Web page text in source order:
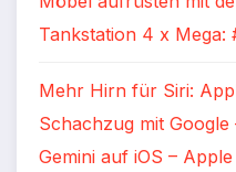
Tankstation 4 x Mega:
Mehr Hirn für Siri:
Schachzug mit Google
Gemini auf iOS –